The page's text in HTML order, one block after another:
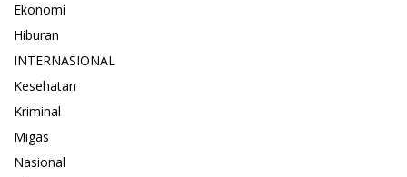
Ekonomi
Hiburan
INTERNASIONAL
Kesehatan
Kriminal
Migas
Nasional